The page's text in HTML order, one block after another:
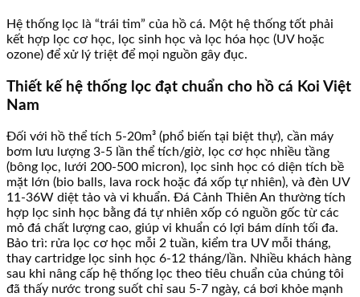
Hệ thống lọc là “trái tim” của hồ cá. Một hệ thống tốt phải
kết hợp lọc cơ học, lọc sinh học và lọc hóa học (UV hoặc
ozone) để xử lý triệt để mọi nguồn gây đục.
Thiết kế hệ thống lọc đạt chuẩn cho hồ cá Koi Việt
Nam
Đối với hồ thể tích 5-20m³ (phổ biến tại biệt thự), cần máy
bơm lưu lượng 3-5 lần thể tích/giờ, lọc cơ học nhiều tầng
(bông lọc, lưới 200-500 micron), lọc sinh học có diện tích bề
mặt lớn (bio balls, lava rock hoặc đá xốp tự nhiên), và đèn UV
11-36W diệt tảo và vi khuẩn. Đá Cảnh Thiên An thường tích
hợp lọc sinh học bằng đá tự nhiên xốp có nguồn gốc từ các
mỏ đá chất lượng cao, giúp vi khuẩn có lợi bám dính tối đa.
Bảo trì: rửa lọc cơ học mỗi 2 tuần, kiểm tra UV mỗi tháng,
thay cartridge lọc sinh học 6-12 tháng/lần. Nhiều khách hàng
sau khi nâng cấp hệ thống lọc theo tiêu chuẩn của chúng tôi
đã thấy nước trong suốt chỉ sau 5-7 ngày, cá bơi khỏe mạnh